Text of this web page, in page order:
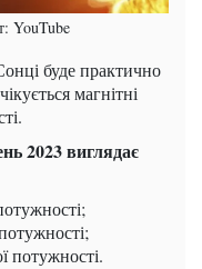
YouTube
буде практично
магнітні
2023 виглядає
потужності.